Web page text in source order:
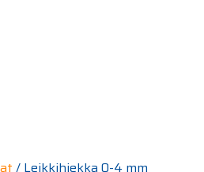
/ Leikkihiekka 0-4 mm